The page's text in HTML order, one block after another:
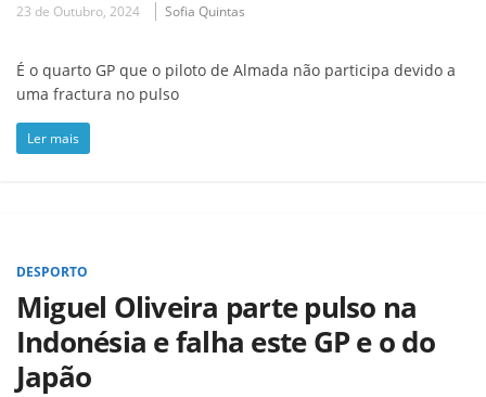
23 de Outubro, 2024 Sofia Quintas
É o quarto GP que o piloto de Almada não participa devido a
uma fractura no pulso
Ler mais
DESPORTO
Miguel Oliveira parte pulso na
Indonésia e falha este GP e o do
Japão